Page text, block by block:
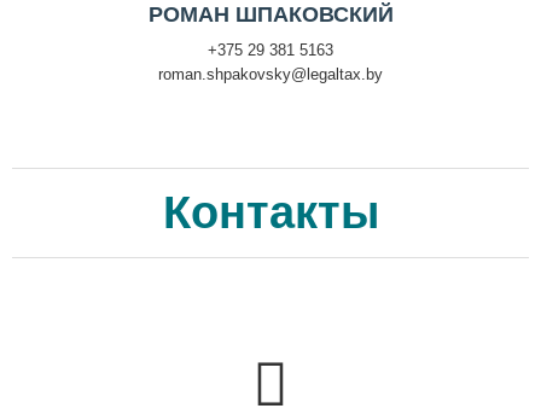
РОМАН ШПАКОВСКИЙ
+375 29 381 5163
roman.shpakovsky@legaltax.by
Контакты